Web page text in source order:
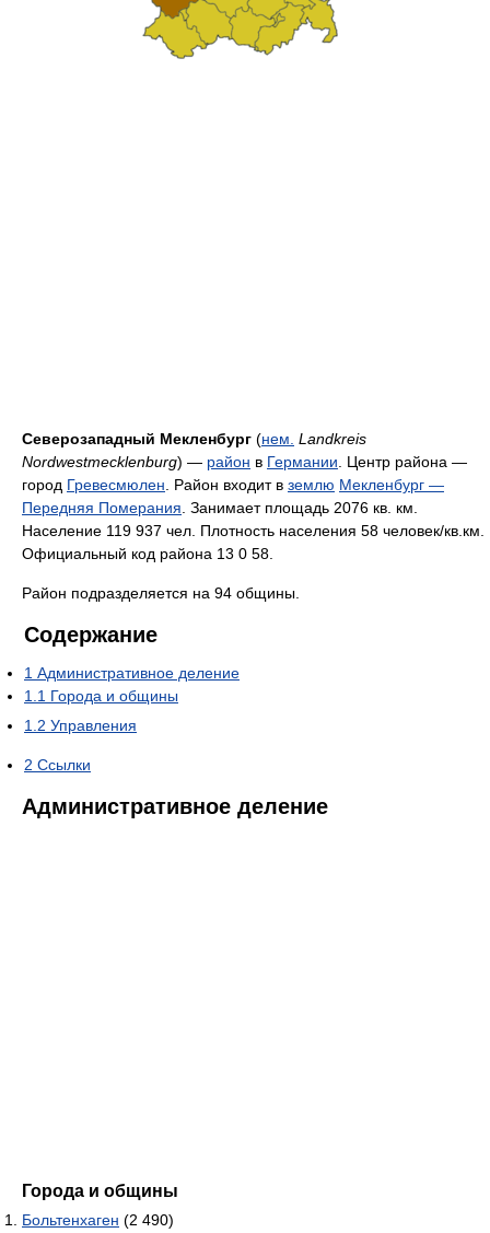
Северозападный Мекленбург (нем. Landkreis
Nordwestmecklenburg) — район в Германии . Центр района —
город Гревесмюлен . Район входит в землю Мекленбург —
Передняя Померания . Занимает площадь 2076 кв. км.
Население 119 937 чел. Плотность населения 58 человек/кв.км.
Официальный код района 13 0 58.
Район подразделяется на 94 общины.
Содержание
1 Административное деление
1.1 Города и общины
1.2 Управления
2 Ссылки
Административное деление
Города и общины
Больтенхаген (2 490)